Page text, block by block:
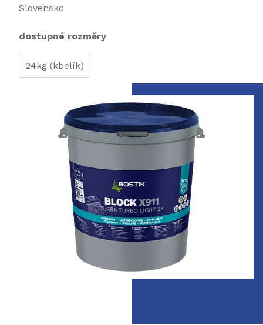
základů, bazénů, nádrží a také jako hydroizolace
balkonech a terasách.
Slovensko
dostupné rozměry
24kg (kbelík)